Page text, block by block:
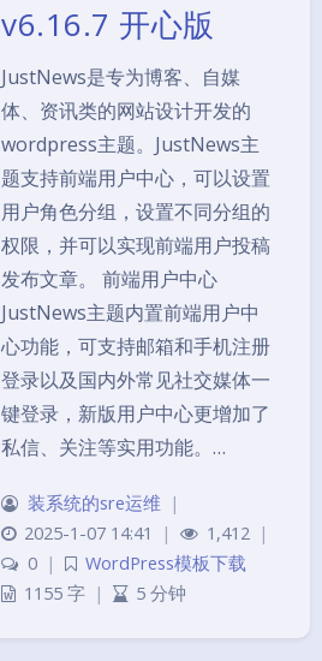
v6.16.7 开心版
JustNews是专为博客、自媒
体、资讯类的网站设计开发的
wordpress主题。JustNews主
题支持前端用户中心，可以设置
用户角色分组，设置不同分组的
权限，并可以实现前端用户投稿
发布文章。 前端用户中心
JustNews主题内置前端用户中
心功能，可支持邮箱和手机注册
登录以及国内外常见社交媒体一
键登录，新版用户中心更增加了
私信、关注等实用功能。…
装系统的sre运维
|
2025-1-07 14:41
| 1,412 |
0 |
WordPress模板下载
1155 字 | 5 分钟